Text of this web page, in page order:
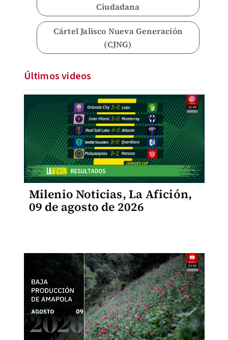
Ciudadana
Cártel Jalisco Nueva Generación
(CJNG)
Últimos videos
Milenio Noticias, La Afición,
09 de agosto de 2026